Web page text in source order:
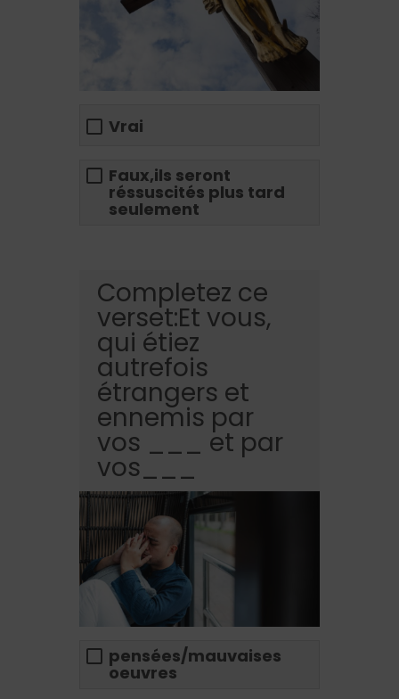
Vrai
Faux,ils seront
réssuscités plus tard
seulement
Completez ce
verset:Et vous,
qui étiez
autrefois
étrangers et
ennemis par
vos ___ et par
vos___
pensées/mauvaises
oeuvres